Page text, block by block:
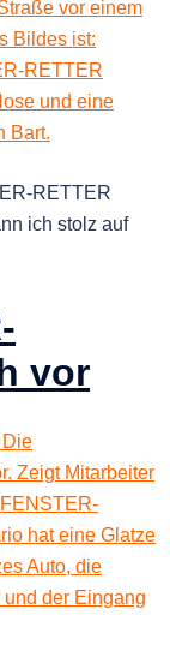
RETTER
ich stolz auf
vor